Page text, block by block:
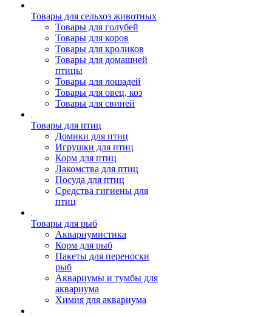
Товары для сельхоз животных
Товары для голубей
Товары для коров
Товары для кроликов
Товары для домашней
птицы
Товары для лошадей
Товары для овец, коз
Товары для свиней
Товары для птиц
Домики для птиц
Игрушки для птиц
Корм для птиц
Лакомства для птиц
Посуда для птиц
Средства гигиены для
птиц
Товары для рыб
Аквариумистика
Корм для рыб
Пакеты для переноски
рыб
Аквариумы и тумбы для
аквариума
Химия для аквариума